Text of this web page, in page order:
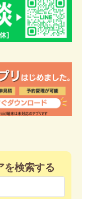
を検索する